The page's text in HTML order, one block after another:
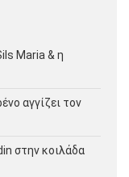
Maria & η
αγγίζει τον
στην κοιλάδα